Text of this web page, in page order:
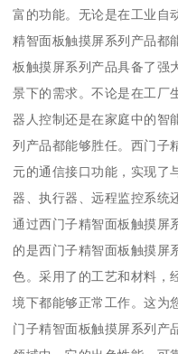
富的功能。无论是在工业自
精智面板触摸屏系列产品都
板触摸屏系列产品具备了强
景下的需求。不论是在工厂
器人控制还是在家庭中的智
列产品都能够胜任。西门子
元的通信接口功能，实现了
器、执行器、远程监控系统
通过西门子精智面板触摸屏
的是西门子精智面板触摸屏
色。采用了的工艺和材料，
境下都能够正常工作。这为
门子精智面板触摸屏系列产